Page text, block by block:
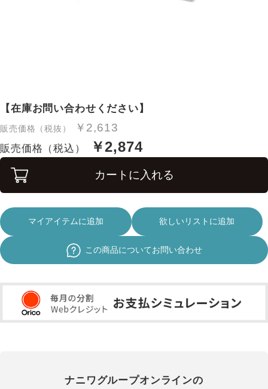
【在庫お問い合わせください】
販売価格（税抜） ￥2,613
販売価格（税込） ￥2,874
カートに入れる
マイアイテムに追加 欲しいリストに追加
この商品についてお問い合わせ
ナニワグループオンラインの